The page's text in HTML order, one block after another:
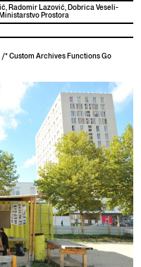
Radomir Lazović, Dobri­ca Veseli­
Prostora
* Custom Archives Functions Go